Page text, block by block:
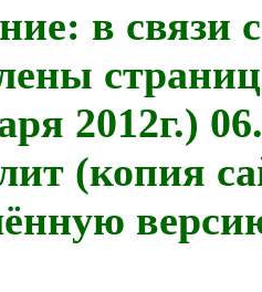
в связи
2012г.)
(копия